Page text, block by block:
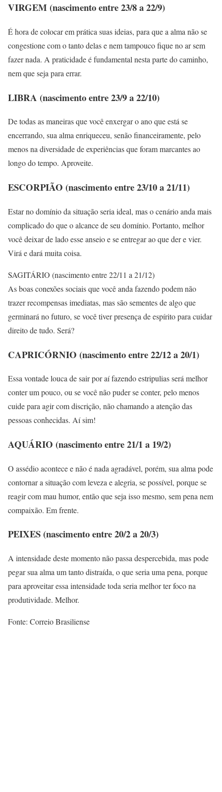
VIRGEM (nascimento entre 23/8 a 22/9)
É hora de colocar em prática suas ideias, para que a alma não se
congestione com o tanto delas e nem tampouco fique no ar sem
fazer nada. A praticidade é fundamental nesta parte do caminho,
nem que seja para errar.
LIBRA (nascimento entre 23/9 a 22/10)
De todas as maneiras que você enxergar o ano que está se
encerrando, sua alma enriqueceu, senão financeiramente, pelo
menos na diversidade de experiências que foram marcantes ao
longo do tempo. Aproveite.
ESCORPIÃO (nascimento entre 23/10 a 21/11)
Estar no domínio da situação seria ideal, mas o cenário anda mais
complicado do que o alcance de seu domínio. Portanto, melhor
você deixar de lado esse anseio e se entregar ao que der e vier.
Virá e dará muita coisa.
SAGITÁRIO (nascimento entre 22/11 a 21/12)
As boas conexões sociais que você anda fazendo podem não
trazer recompensas imediatas, mas são sementes de algo que
germinará no futuro, se você tiver presença de espírito para cuidar
direito de tudo. Será?
CAPRICÓRNIO (nascimento entre 22/12 a 20/1)
Essa vontade louca de sair por aí fazendo estripulias será melhor
conter um pouco, ou se você não puder se conter, pelo menos
cuide para agir com discrição, não chamando a atenção das
pessoas conhecidas. Aí sim!
AQUÁRIO (nascimento entre 21/1 a 19/2)
O assédio acontece e não é nada agradável, porém, sua alma pode
contornar a situação com leveza e alegria, se possível, porque se
reagir com mau humor, então que seja isso mesmo, sem pena nem
compaixão. Em frente.
PEIXES (nascimento entre 20/2 a 20/3)
A intensidade deste momento não passa despercebida, mas pode
pegar sua alma um tanto distraída, o que seria uma pena, porque
para aproveitar essa intensidade toda seria melhor ter foco na
produtividade. Melhor.
Fonte: Correio Brasiliense